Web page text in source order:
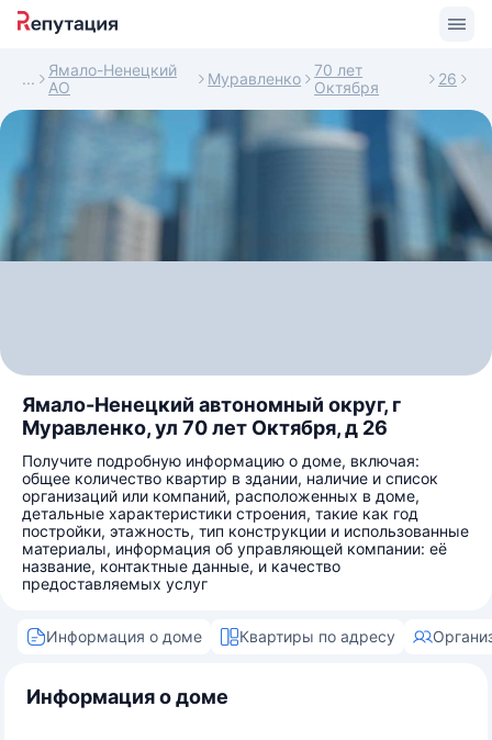
Ямало-Ненецкий
АО
Муравленко
70 лет
Октября
26
Ямало-Ненецкий автономный округ, г
Муравленко, ул 70 лет Октября, д 26
Получите подробную информацию о доме, включая:
общее количество квартир в здании, наличие и список
организаций или компаний, расположенных в доме,
детальные характеристики строения, такие как год
постройки, этажность, тип конструкции и использованные
материалы, информация об управляющей компании: её
название, контактные данные, и качество
предоставляемых услуг
Информация о доме Квартиры по адресу
Информация о доме